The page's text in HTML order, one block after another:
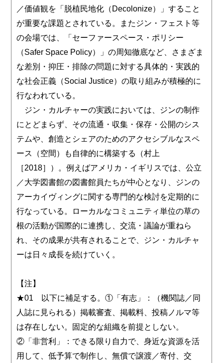
／価値観を「脱植民地化（Decolonize）」すること
が重要な課題とされている。またジン・フェスト等
の会場では、「セーファースペース・ポリシー
（Safer Space Policy）」の周知徹底など、さまざま
な差別・抑圧・排除の問題に対する具体的・実践的
な社会正義（Social Justice）の取り組みが積極的に
行なわれている。
ジン・カルチャーの実践においては、ジンの制作
にとどまらず、その流通・収集・保存・公開のシス
テムや、創造とシェアのためのアクセシブルなスペ
ース（空間）も自律的に構築する（村上
［2018］）。例えばアメリカ・イギリスでは、公立
／大学図書館の図書館員たちが中心となり、ジンの
アーカイヴィングに関する専門的な検討を定期的に
行なっている。ローカルなコミュニティ単位の草の
根の活動が国際的に連携し、交流・議論が重ねら
れ、その成果が共有されることで、ジン・カルチャ
ーは日々成長を続けていく。
【注】
★01 以下に補足する。①「有志」：（機関誌／同
人誌に見られる）掲載審査、掲載料、投稿ノルマ等
は存在しない。固定的な組織を前提としない。
②「非営利」：できる限り自力で、身近な資源を活
用して、低予算で制作し、無償で譲渡／寄付、交